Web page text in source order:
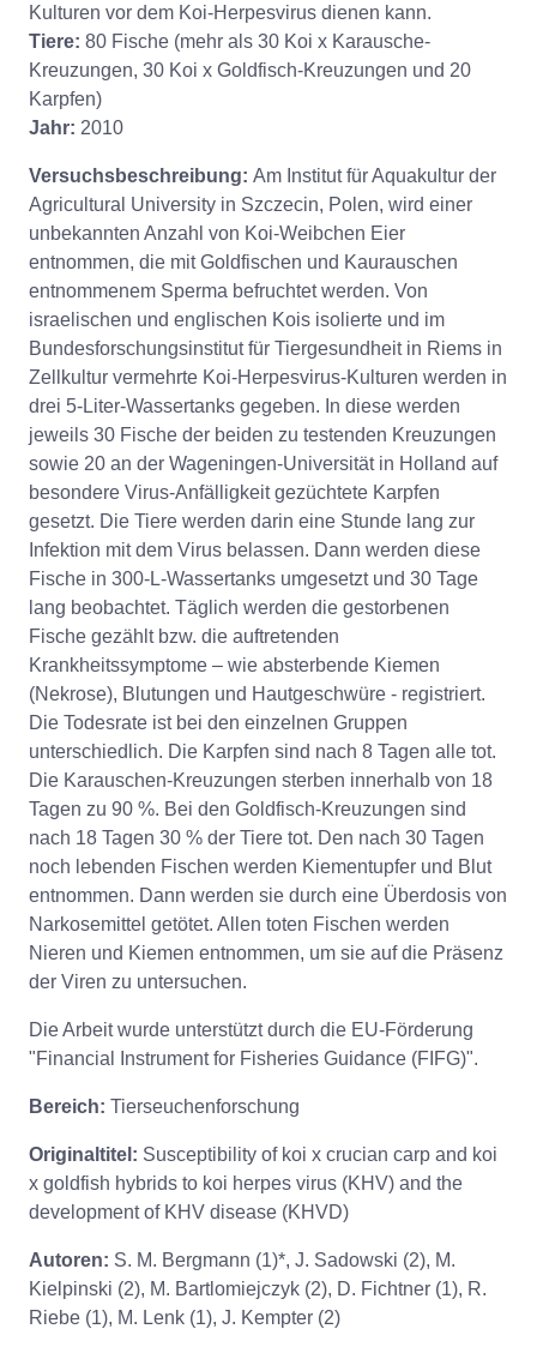
Kulturen vor dem Koi-Herpesvirus dienen kann.
Tiere: 80 Fische (mehr als 30 Koi x Karausche-
Kreuzungen, 30 Koi x Goldfisch-Kreuzungen und 20
Karpfen)
Jahr: 2010
Versuchsbeschreibung: Am Institut für Aquakultur der
Agricultural University in Szczecin, Polen, wird einer
unbekannten Anzahl von Koi-Weibchen Eier
entnommen, die mit Goldfischen und Kaurauschen
entnommenem Sperma befruchtet werden. Von
israelischen und englischen Kois isolierte und im
Bundesforschungsinstitut für Tiergesundheit in Riems in
Zellkultur vermehrte Koi-Herpesvirus-Kulturen werden in
drei 5-Liter-Wassertanks gegeben. In diese werden
jeweils 30 Fische der beiden zu testenden Kreuzungen
sowie 20 an der Wageningen-Universität in Holland auf
besondere Virus-Anfälligkeit gezüchtete Karpfen
gesetzt. Die Tiere werden darin eine Stunde lang zur
Infektion mit dem Virus belassen. Dann werden diese
Fische in 300-L-Wassertanks umgesetzt und 30 Tage
lang beobachtet. Täglich werden die gestorbenen
Fische gezählt bzw. die auftretenden
Krankheitssymptome – wie absterbende Kiemen
(Nekrose), Blutungen und Hautgeschwüre - registriert.
Die Todesrate ist bei den einzelnen Gruppen
unterschiedlich. Die Karpfen sind nach 8 Tagen alle tot.
Die Karauschen-Kreuzungen sterben innerhalb von 18
Tagen zu 90 %. Bei den Goldfisch-Kreuzungen sind
nach 18 Tagen 30 % der Tiere tot. Den nach 30 Tagen
noch lebenden Fischen werden Kiementupfer und Blut
entnommen. Dann werden sie durch eine Überdosis von
Narkosemittel getötet. Allen toten Fischen werden
Nieren und Kiemen entnommen, um sie auf die Präsenz
der Viren zu untersuchen.
Die Arbeit wurde unterstützt durch die EU-Förderung
"Financial Instrument for Fisheries Guidance (FIFG)".
Bereich: Tierseuchenforschung
Originaltitel: Susceptibility of koi x crucian carp and koi
x goldfish hybrids to koi herpes virus (KHV) and the
development of KHV disease (KHVD)
Autoren: S. M. Bergmann (1)*, J. Sadowski (2), M.
Kielpinski (2), M. Bartlomiejczyk (2), D. Fichtner (1), R.
Riebe (1), M. Lenk (1), J. Kempter (2)